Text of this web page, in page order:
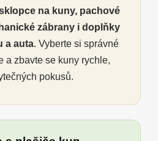
na kuny, pachové
zábrany i doplňky
a auta. Vyberte si správné
a zbavte se kuny rychle,
pokusů.